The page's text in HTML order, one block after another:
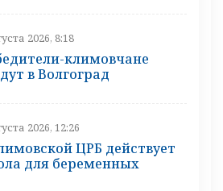
2026, 8:18
климовчане
в Волгоград
2026, 12:26
ЦРБ действует
для беременных